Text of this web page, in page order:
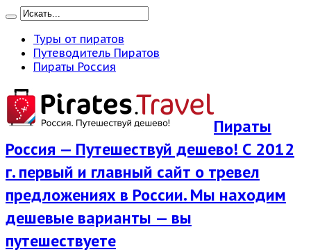
Туры от пиратов
Путеводитель Пиратов
Пираты Россия
Пираты
Россия — Путешествуй дешево! С 2012
г. первый и главный сайт о тревел
предложениях в России. Мы находим
дешевые варианты — вы
путешествуете